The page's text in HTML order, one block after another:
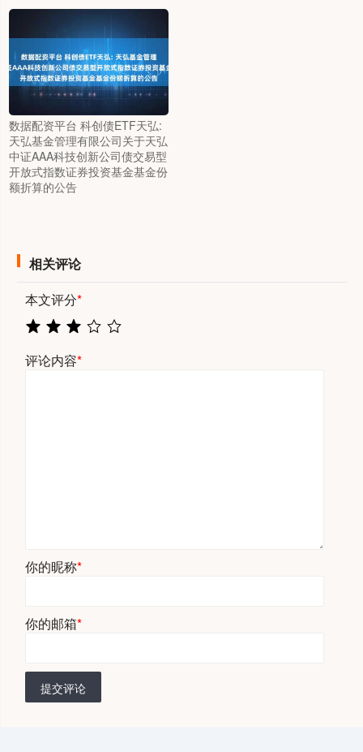
数据配资平台 科创债ETF天弘:
天弘基金管理有限公司关于天弘
中证AAA科技创新公司债交易型
开放式指数证券投资基金基金份
额折算的公告
相关评论
本文评分*
评论内容*
你的昵称*
你的邮箱*
提交评论